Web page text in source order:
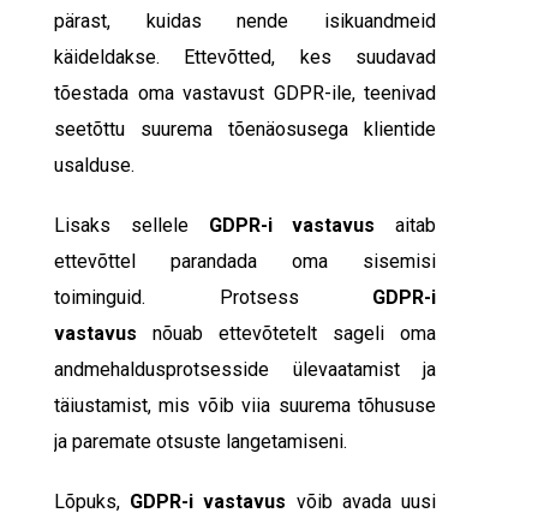
pärast, kuidas nende isikuandmeid
käideldakse. Ettevõtted, kes suudavad
tõestada oma vastavust GDPR-ile, teenivad
seetõttu suurema tõenäosusega klientide
usalduse.
Lisaks sellele GDPR-i vastavus aitab
ettevõttel parandada oma sisemisi
toiminguid. Protsess GDPR-i
vastavus nõuab ettevõtetelt sageli oma
andmehaldusprotsesside ülevaatamist ja
täiustamist, mis võib viia suurema tõhususe
ja paremate otsuste langetamiseni.
Lõpuks, GDPR-i vastavus võib avada uusi